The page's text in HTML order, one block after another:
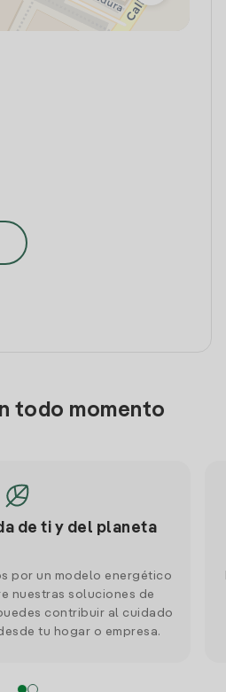
todo momento
de ti y del planeta
por un modelo energético
nuestras soluciones de
contribuir al cuidado
tu hogar o empresa.